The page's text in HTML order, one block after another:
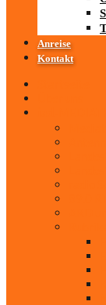
Anreise
Kontakt